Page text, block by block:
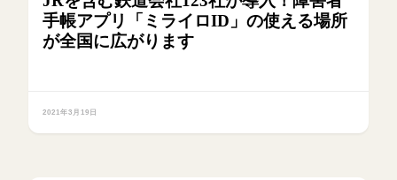
手帳アプリ「ミライロID」の使える場所
が全国に広がります
2021年3月19日